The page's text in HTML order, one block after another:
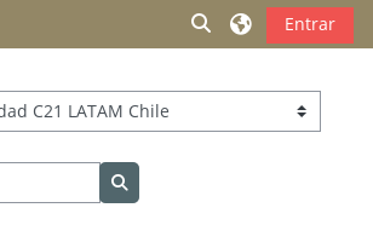
Selector de
Entrar
Buscar cursos